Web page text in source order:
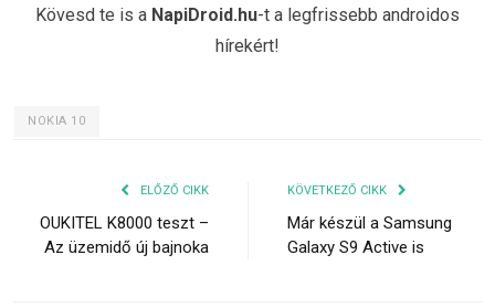
Kövesd te is a NapiDroid.hu-t a legfrissebb androidos
hírekért!
NOKIA 10
ELŐZŐ CIKK
OUKITEL K8000 teszt –
Az üzemidő új bajnoka
KÖVETKEZŐ CIKK
Már készül a Samsung
Galaxy S9 Active is